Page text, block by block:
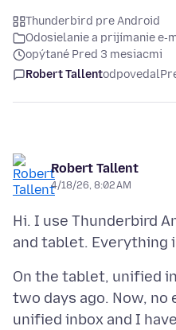
Thunderbird pre Android
Odosielanie a prijímanie
opýtané Pred 3 mesiacmi
Robert Tallentodpovedal
Robert Tallent
4/18/26, 8:02 AM
Hi. I use Thunderbird
On the tablet, unified
two days ago. Now, no
unified inbox and I